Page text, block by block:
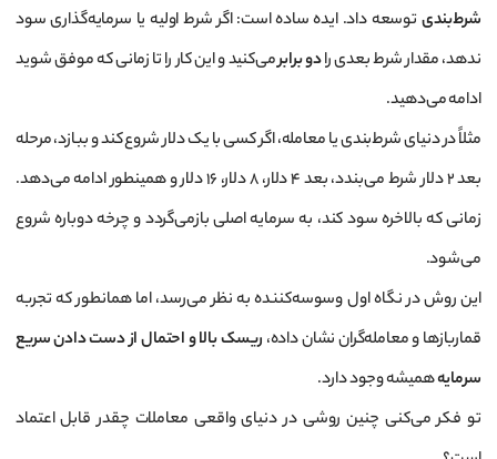
شرط‌بندیتوسعه داد. ایده ساده است: اگر شرط اولیه یا سرمایه‌گذاری سود
ندهد، مقدار شرط بعدی رادو برابرمی‌کنید و این کار را تا زمانی که موفق شوید
ادامه می‌دهید.
مثلاً در دنیای شرط‌بندی یا معامله، اگر کسی با یک دلار شروع کند و ببازد، مرحله
بعد ۲ دلار شرط می‌بندد، بعد ۴ دلار، ۸ دلار، ۱۶ دلار و همینطور ادامه می‌دهد.
زمانی که بالاخره سود کند، به سرمایه اصلی بازمی‌گردد و چرخه دوباره شروع
می‌شود.
این روش در نگاه اول وسوسه‌کننده به نظر می‌رسد، اما همانطور که تجربه
قماربازها و معامله‌گران نشان داده، ریسک بالا و احتمال از دست دادن سریع
سرمایههمیشه وجود دارد.
تو فکر می‌کنی چنین روشی در دنیای واقعی معاملات چقدر قابل اعتماد